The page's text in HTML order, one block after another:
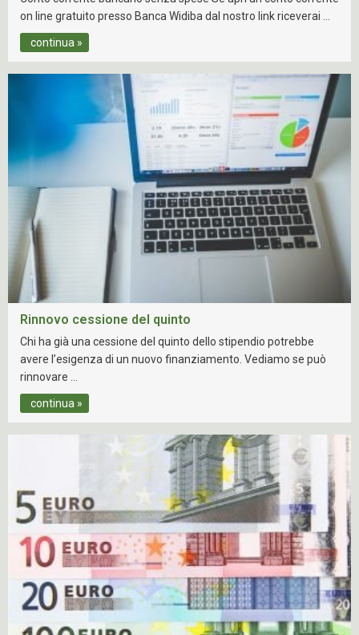
on line gratuito presso Banca Widiba dal nostro link riceverai …
continua »
Rinnovo cessione del quinto
Chi ha già una cessione del quinto dello stipendio potrebbe
avere l’esigenza di un nuovo finanziamento. Vediamo se può
rinnovare …
continua »